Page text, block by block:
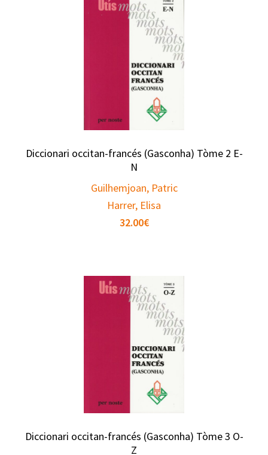
Diccionari occitan-francés (Gasconha) Tòme 2 E-
N
Guilhemjoan, Patric
Harrer, Elisa
32.00€
Diccionari occitan-francés (Gasconha) Tòme 3 O-
Z